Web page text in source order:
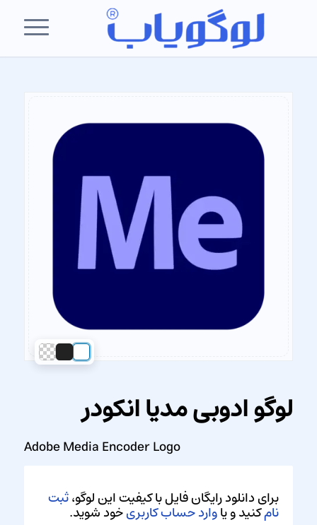
لوگو ادوبی مدیا انکودر
Adobe Media Encoder Logo
برای دانلود رایگان فایل با کیفیت این لوگو،ثبت
نامکنید و یاوارد حساب کاربریخود شوید.